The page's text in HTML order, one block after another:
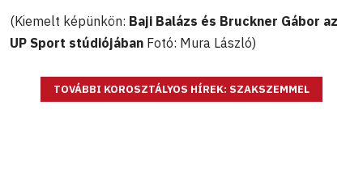
(Kiemelt képünkön: Baji Balázs és Bruckner Gábor az
UP Sport stúdiójában Fotó: Mura László)
TOVÁBBI KOROSZTÁLYOS HÍREK: SZAKSZEMMEL